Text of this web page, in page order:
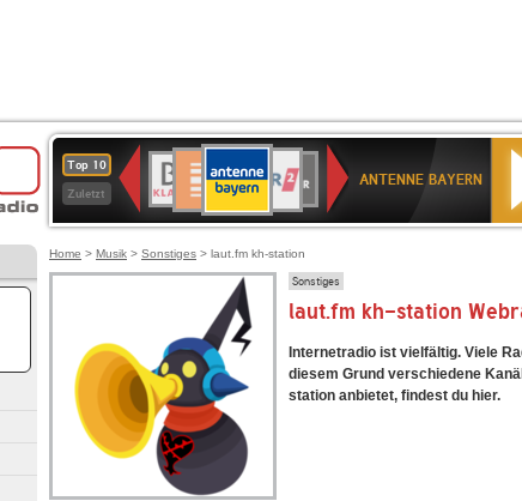
Top 10
Zuletzt
Deutschlandfunk
80er
90er
OLDIE
ANTENNE
SWR3
WDR
4
BR-
KLASSIK
Deutschlandfunk
KulturBAYERN
2
SWR
Kultur
NDR
2
ANTENNE BAYERN
Home > Musik > Sonstiges > laut.fm kh-station
Sonstiges
laut.fm kh-station
Internetradio ist vielfältig. Viele
diesem Grund verschiedene
station anbietet, findest du hier.